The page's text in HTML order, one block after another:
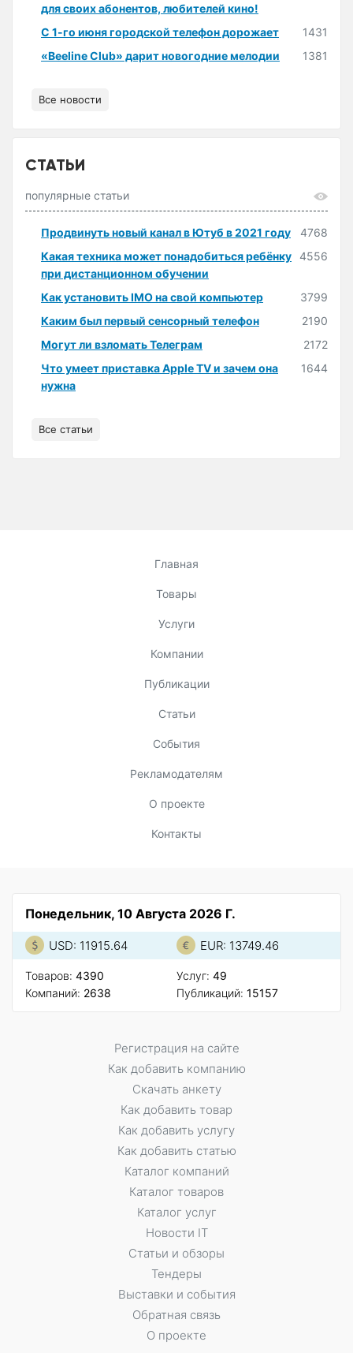
для своих абонентов, любителей кино!
С 1-го июня городской телефон дорожает
1431
«Beeline Club» дарит новогодние мелодии
1381
Все новости
СТАТЬИ
популярные статьи
Продвинуть новый канал в Ютуб в 2021 году
4768
Какая техника может понадобиться ребёнку
при дистанционном обучении
4556
Как установить IMO на свой компьютер
3799
Каким был первый сенсорный телефон
2190
Могут ли взломать Телеграм
2172
Что умеет приставка Apple TV и зачем она
нужна
1644
Все статьи
Главная
Товары
Услуги
Компании
Публикации
Статьи
События
Рекламодателям
О проекте
Контакты
Понедельник, 10 Августа 2026 Г.
USD: 11915.64 EUR: 13749.46
Товаров: 4390
Компаний: 2638
Услуг: 49
Публикаций: 15157
Регистрация на сайте
Как добавить компанию
Скачать анкету
Как добавить товар
Как добавить услугу
Как добавить статью
Каталог компаний
Каталог товаров
Каталог услуг
Новости IT
Статьи и обзоры
Тендеры
Выставки и события
Обратная связь
О проекте